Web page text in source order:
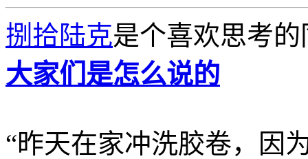
捌拾陆克是个喜欢思考
大家们是怎么说的
“昨天在家冲洗胶卷，因